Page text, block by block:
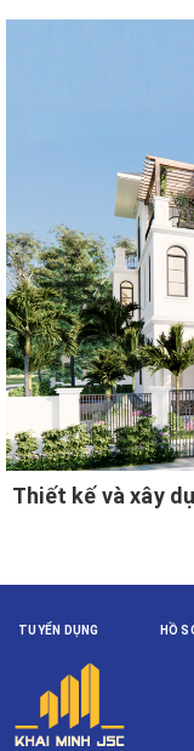
Thiết kế và xây
TUYỂN DỤNG HỒ